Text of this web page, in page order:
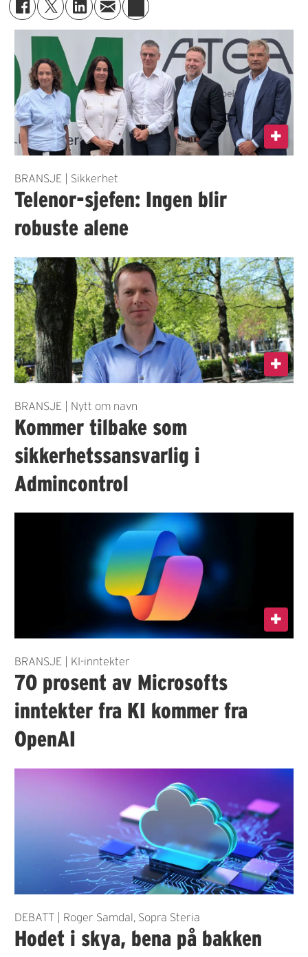
BRANSJE | Sikkerhet
Telenor-sjefen: Ingen blir
robuste alene
BRANSJE | Nytt om navn
Kommer tilbake som
sikkerhetssansvarlig i
Admincontrol
BRANSJE | KI-inntekter
70 prosent av Microsofts
inntekter fra KI kommer fra
OpenAI
DEBATT | Roger Samdal, Sopra Steria
Hodet i skya, bena på bakken